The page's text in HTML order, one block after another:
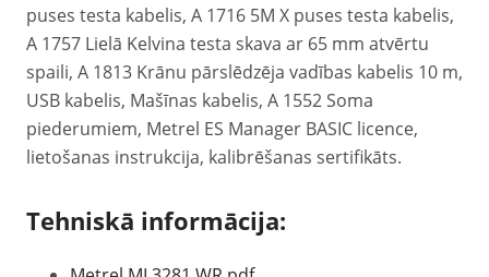
puses testa kabelis, A 1716 5M X puses testa kabelis,
A 1757 Lielā Kelvina testa skava ar 65 mm atvērtu
spaili, A 1813 Krānu pārslēdzēja vadības kabelis 10 m,
USB kabelis, Mašīnas kabelis, A 1552 Soma
piederumiem, Metrel ES Manager BASIC licence,
lietošanas instrukcija, kalibrēšanas sertifikāts.
Tehniskā informācija: